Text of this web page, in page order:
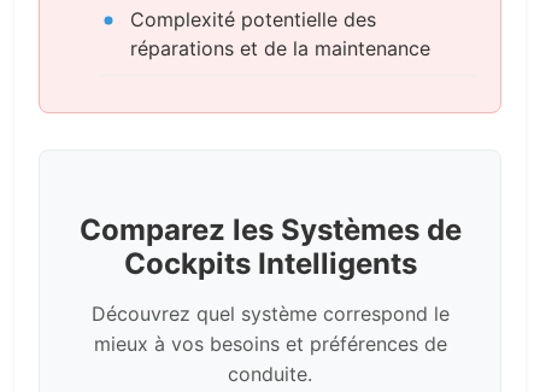
Complexité potentielle des
réparations et de la maintenance
Comparez les Systèmes de
Cockpits Intelligents
Découvrez quel système correspond le
mieux à vos besoins et préférences de
conduite.